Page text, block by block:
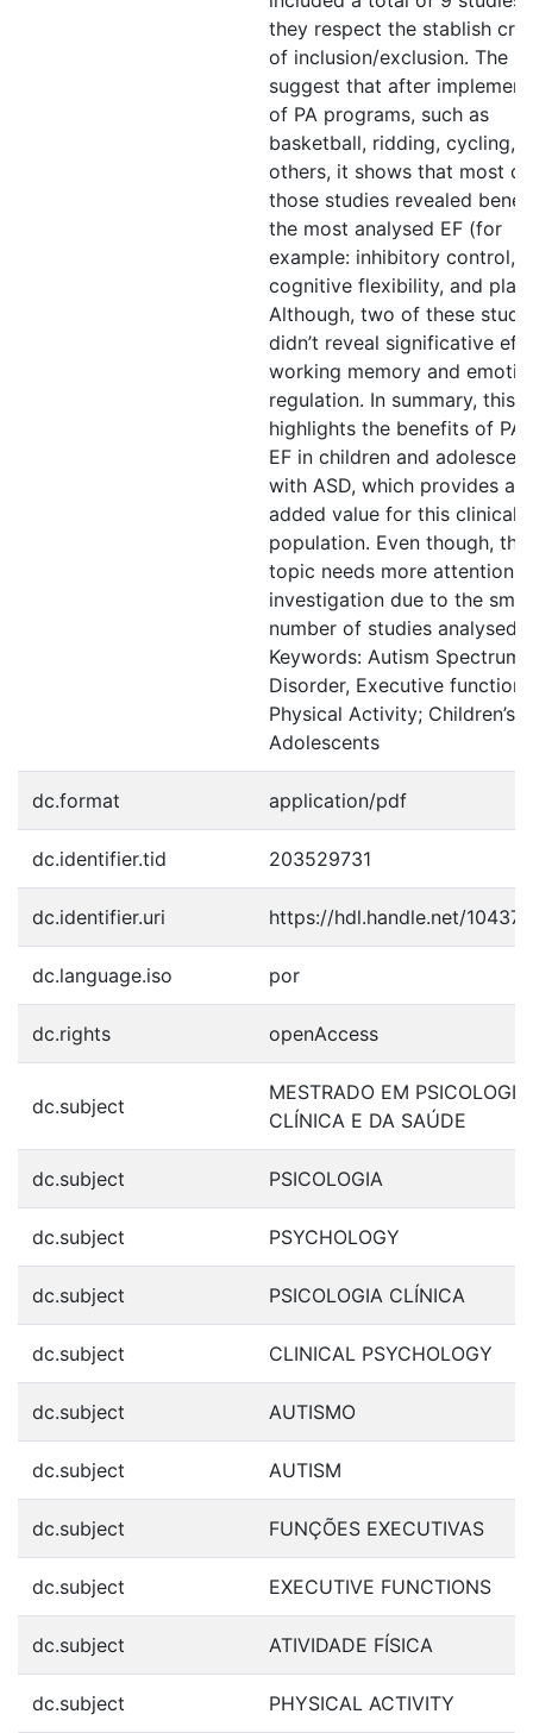
they respect the stablish
of inclusion/exclusion. The
suggest that after
of PA programs, such as
basketball, ridding, cycling,
others, it shows that most of
those studies revealed
the most analysed EF (for
example: inhibitory control,
cognitive flexibility, and
Although, two of these
didn’t reveal significative
working memory and
regulation. In summary, this
highlights the benefits of PA
EF in children and
with ASD, which provides an
added value for this clinical
population. Even though, this
topic needs more attention
investigation due to the
number of studies analysed.
Keywords: Autism Spectrum
Disorder, Executive
Physical Activity; Children’s
Adolescents
dc.format application/pdf
dc.identifier.tid 203529731
dc.identifier.uri https://hdl.handle.net/10437/
dc.language.iso por
dc.rights openAccess
dc.subject
MESTRADO EM PSICOLOGIA
CLÍNICA E DA SAÚDE
dc.subject PSICOLOGIA
dc.subject PSYCHOLOGY
dc.subject PSICOLOGIA CLÍNICA
dc.subject CLINICAL PSYCHOLOGY
dc.subject AUTISMO
dc.subject AUTISM
dc.subject FUNÇÕES EXECUTIVAS
dc.subject EXECUTIVE FUNCTIONS
dc.subject ATIVIDADE FÍSICA
dc.subject PHYSICAL ACTIVITY